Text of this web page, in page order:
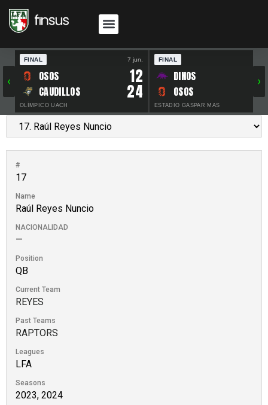
‹
FINAL 7 jun.
OSOS 12
CAUDILLOS 24
OLÍMPICO UACH
FINAL
DINOS
OSOS
ESTADIO GASPAR MAS
›
#
17
Name
Raúl Reyes Nuncio
NACIONALIDAD
—
Position
QB
Current Team
REYES
Past Teams
RAPTORS
Leagues
LFA
Seasons
2023, 2024